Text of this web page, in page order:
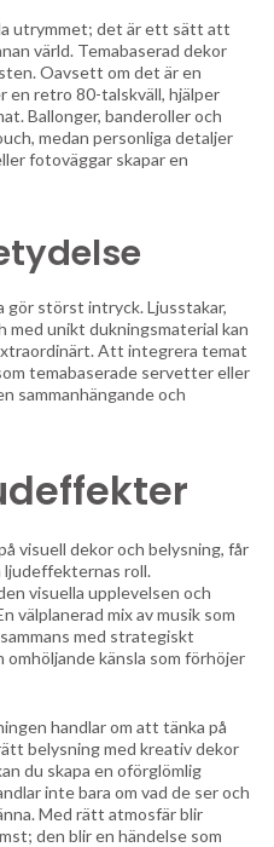
utrymmet; det är ett sätt att
värld. Temabaserad dekor
Oavsett om det är en
en retro 80-talskväll, hjälper
Ballonger, banderoller och
medan personliga detaljer
fotoväggar skapar en
gör störst intryck. Ljusstakar,
med unikt dukningsmaterial kan
Att integrera temat
temabaserade servetter eller
sammanhängande och
visuell dekor och belysning, får
ljudeffekternas roll.
visuella upplevelsen och
välplanerad mix av musik som
med strategiskt
omhöljande känsla som förhöjer
handlar om att tänka på
belysning med kreativ dekor
du skapa en oförglömlig
inte bara om vad de ser och
Med rätt atmosfär blir
den blir en händelse som